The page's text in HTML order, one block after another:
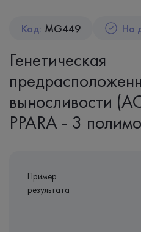
Код: MG449 На
Генетическая
выносливости
PPARA - 3
Пример
результата